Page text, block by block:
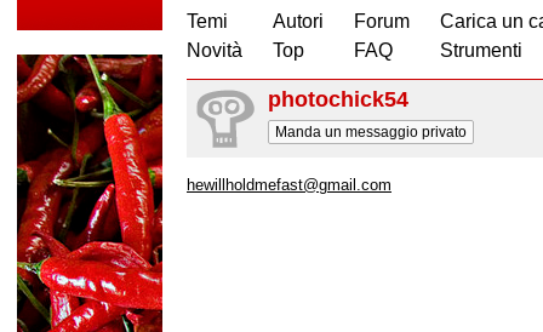
Temi
Novità
Autori
Top
Forum
FAQ
Carica un
Strumenti
photochick54
Manda un messaggio privato
hewillholdmefast@gmail.com